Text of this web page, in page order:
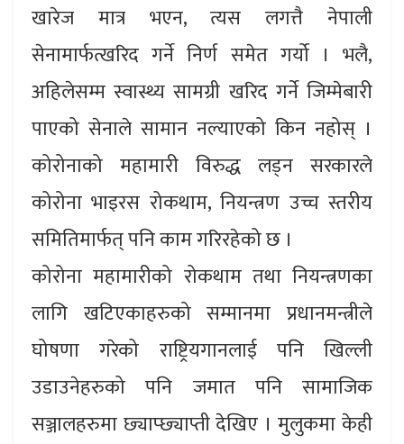
खारेज मात्र भएन, त्यस लगत्तै नेपाली
सेनामार्फत्खरिद गर्ने निर्ण समेत गर्यो । भलै,
अहिलेसम्म स्वास्थ्य सामग्री खरिद गर्ने जिम्मेबारी
पाएको सेनाले सामान नल्याएको किन नहोस् ।
कोरोनाको महामारी विरुद्ध लड्न सरकारले
कोरोना भाइरस रोकथाम, नियन्त्रण उच्च स्तरीय
समितिमार्फत् पनि काम गरिरहेको छ ।
कोरोना महामारीको रोकथाम तथा नियन्त्रणका
लागि खटिएकाहरुको सम्मानमा प्रधानमन्त्रीले
घोषणा गरेको राष्ट्रियगानलाई पनि खिल्ली
उडाउनेहरुको पनि जमात पनि सामाजिक
सञ्जालहरुमा छ्याप्छ्याप्ती देखिए । मुलुकमा केही